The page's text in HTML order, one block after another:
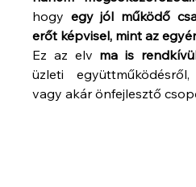
hogy egy jól működő
erőt képvisel, mint az
Ez az elv ma is
üzleti
vagy akár önfejlesztő